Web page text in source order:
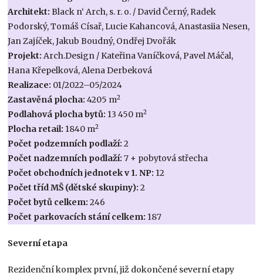
Architekt:Black n‘ Arch, s. r. o. / David Černý, Radek
Podorský, Tomáš Císař, Lucie Kahancová, Anastasiia Nesen,
Jan Zajíček, Jakub Boudný, Ondřej Dvořák
Projekt:Arch.Design / Kateřina Vaníčková, Pavel Máčal,
Hana Křepelková, Alena Derbeková
Realizace: 01/2022–05/2024
Zastavěná plocha:4205 m2
Podlahová plocha bytů: 13 450 m2
Plocha retail: 1840 m2
Počet podzemních podlaží:2
Počet nadzemních podlaží: 7 + pobytová střecha
Počet obchodních jednotek v 1. NP: 12
Počet tříd MŠ (dětské skupiny):2
Počet bytů celkem:246
Počet parkovacích stání celkem: 187
Severní etapa
Rezidenční komplex první, již dokončené severní etapy